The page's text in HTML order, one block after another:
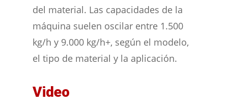
del material. Las capacidades de la
máquina suelen oscilar entre 1.500
kg/h y 9.000 kg/h+, según el modelo,
el tipo de material y la aplicación.
Video